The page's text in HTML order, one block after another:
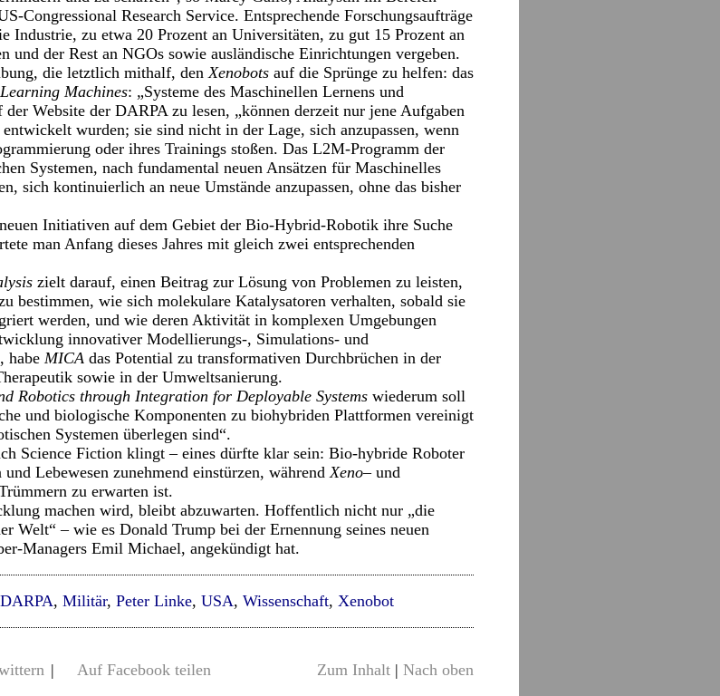
Congressional Research Service. Entsprechende Forschungsaufträge
Industrie, zu etwa 20 Prozent an Universitäten, zu gut 15 Prozent an
und der Rest an NGOs sowie ausländische Einrichtungen vergeben.
die letztlich mithalf, denXenobots auf die Sprünge zu helfen: das
Machines: „Systeme des Maschinellen Lernens und
Website der DARPA zu lesen, „können derzeit nur jene Aufgaben
wurden; sie sind nicht in der Lage, sich anzupassen, wenn
oder ihres Trainings stoßen. Das L2M-Programm der
Systemen, nach fundamental neuen Ansätzen für Maschinelles
sich kontinuierlich an neue Umstände anzupassen, ohne das bisher
Initiativen auf dem Gebiet der Bio-Hybrid-Robotik ihre Suche
man Anfang dieses Jahres mit gleich zwei entsprechenden
zielt darauf, einen Beitrag zur Lösung von Problemen zu leisten,
bestimmen, wie sich molekulare Katalysatoren verhalten, sobald sie
werden, und wie deren Aktivität in komplexen Umgebungen
innovativer Modellierungs-, Simulations- und
habe MICA das Potential zu transformativen Durchbrüchen in der
sowie in der Umweltsanierung.
Robotics through Integration for Deployable Systems wiederum soll
und biologische Komponenten zu biohybriden Plattformen vereinigt
Systemen überlegen sind“.
Science Fiction klingt – eines dürfte klar sein: Bio-hybride Roboter
Lebewesen zunehmend einstürzen, währendXeno– und
zu erwarten ist.
machen wird, bleibt abzuwarten. Hoffentlich nicht nur „die
Welt“ – wie es Donald Trump bei der Ernennung seines neuen
Managers Emil Michael, angekündigt hat.
DARPA, Militär, Peter Linke, USA, Wissenschaft, Xenobot
| Auf Facebook teilen Zum Inhalt | Nach oben